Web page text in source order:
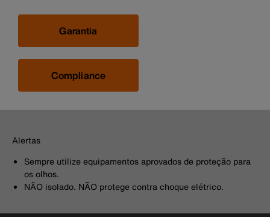
Garantia
Compliance
Alertas
Sempre utilize equipamentos aprovados de proteção para
os olhos.
NÃO isolado. NÃO protege contra choque elétrico.